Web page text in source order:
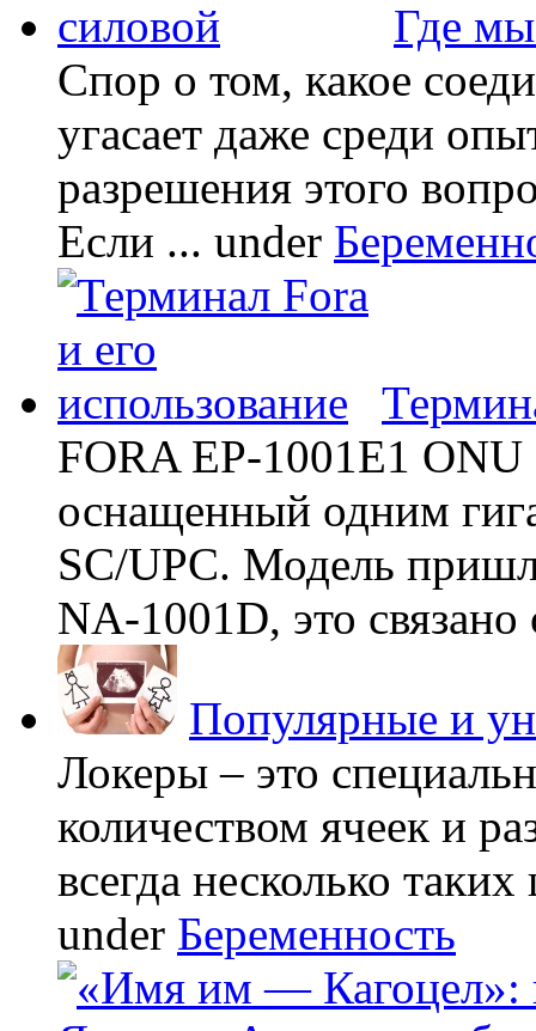
Где
Спор о том, какое
угасает даже среди
разрешения этого
Если ... under
FORA EP-1001E1 ONU
оснащенный одним
SC/UPC. Модель
NA-1001D, это связано
Популярные и
Локеры – это
количеством ячеек и
всегда несколько
under Беременность